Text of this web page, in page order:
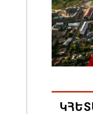
Հայ
և